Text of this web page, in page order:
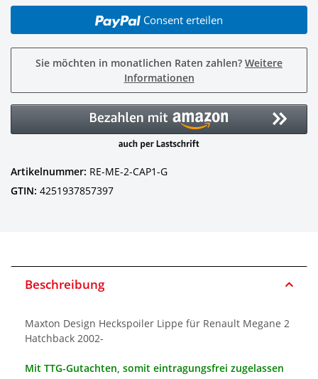
Consent erteilen
Sie möchten in monatlichen Raten zahlen? Weitere
Informationen
Artikelnummer: RE-ME-2-CAP1-G
GTIN: 4251937857397
Beschreibung
Maxton Design Heckspoiler Lippe für Renault Megane 2
Hatchback 2002-
Mit TTG-Gutachten, somit eintragungsfrei zugelassen